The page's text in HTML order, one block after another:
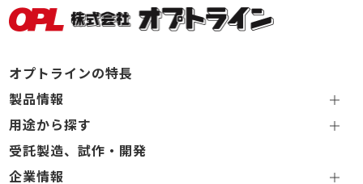
オプトラインの特長
製品情報
用途から探す
受託製造、試作・開発
企業情報